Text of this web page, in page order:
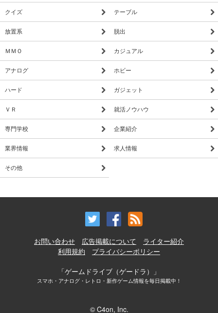
クイズ テーブル
放置系 脱出
ＭＭＯ カジュアル
アナログ ホビー
ハード ガジェット
ＶＲ 就活ノウハウ
専門学校 企業紹介
業界情報 求人情報
その他
お問い合わせ 広告掲載について
ライター紹介
利用規約
プライバシーポリシー
「ゲームドライブ（ゲードラ）」
スマホ・アナログ・レトロ・新作ゲーム情報を毎日掲載中！
© C4on, Inc.